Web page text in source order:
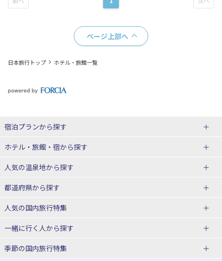
ページ上部へ
日本旅行トップ ホテル・旅館一覧
宿泊プランから探す
北海道
東北
青森県
宮城県
山形県
関東
ホテル・旅館・宿から探す
北海道ホテル・旅館
青森県ホテル・旅館
宮城県ホテル・旅館
山形県ホテル・旅館
人気の温泉地から探す
北海道
湯の川温泉(北海道)
十勝川温泉(北海道)
洞爺湖温泉(北海道)
都道府県から探す
北海道旅行・ツアー
東北
人気の国内旅行特集
東京ディズニーリゾート®への旅
ユニバーサル・スタジオ・ジャパ
一緒に行く人から探す
一人旅 国内版
季節の国内旅行特集